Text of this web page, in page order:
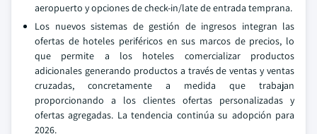
aeropuerto y opciones de check-in/late de entrada temprana.
Los nuevos sistemas de gestión de ingresos integran las
ofertas de hoteles periféricos en sus marcos de precios, lo
que permite a los hoteles comercializar productos
adicionales generando productos a través de ventas y ventas
cruzadas, concretamente a medida que trabajan
proporcionando a los clientes ofertas personalizadas y
ofertas agregadas. La tendencia continúa su adopción para
2026.